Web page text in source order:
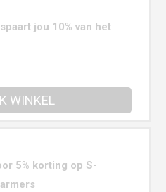
jou 10% van het
WINKEL
5% korting op S-